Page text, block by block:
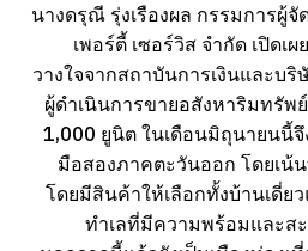
นางดรุณี รุ่งเรืองผล กรรมการผู้
เพอร์ตี้ เซอร์วิส จำกัด เปิดเ
วางใจจากสถาบันการเงินและบ
ผู้ดำเนินการขายอสังหาริมทรัพ
1,000 ยูนิต ในเดือนมิถุนายนนี้
มือสองภาคตะวันออก โดยเน้
โดยมีสินค้าให้เลือกทั้งบ้านเดี่ย
ทำเลที่มีความพร้อมและส